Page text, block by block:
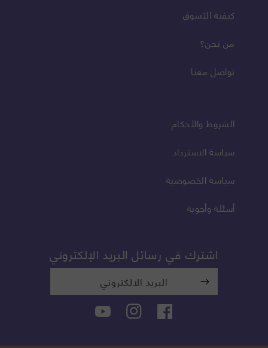
كيفية التسوق
من نحن؟
تواصل معنا
الشروط والأحكام
سياسة الاسترداد
سياسة الخصوصية
أسئلة وأجوبة
اشترك في رسائل البريد الإلكتروني
البريد الالكتروني
فيسبوك انستغرام YouTube